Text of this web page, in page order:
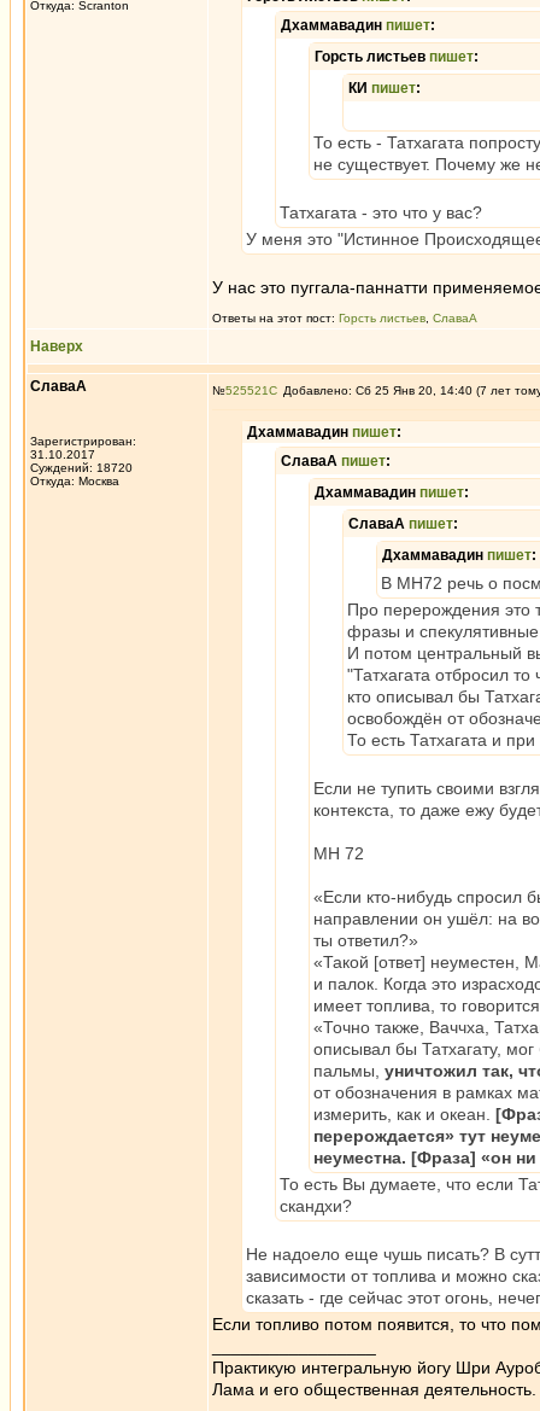
Откуда: Scranton
Дхаммавадин пишет:
Горсть листьев пишет:
КИ пишет:
То есть - Татхагата
не существует. Почему же
Татхагата - это что у вас?
У меня это "Истинное
У нас это пуггала-паннатти
Ответы на этот пост: Горсть листьев СлаваА
Наверх
СлаваА
Зарегистрирован:
31.10.2017
Суждений: 18720
Откуда: Москва
№525521 Добавлено: Сб 25 Янв 20, 14:40 (7 лет
Дхаммавадин пишет:
СлаваА пишет:
Дхаммавадин пишет:
СлаваА пишет:
Дхаммавадин пишет:
В МН72 речь о
Про перерождения это
фразы и
И потом центральный
"Татхагата отбросил
кто описывал бы
освобождён от
То есть Татхагата и
Если не тупить своими
контекста, то даже ежу
МН 72
«Если кто-нибудь спросил
направлении он ушёл: на
ты ответил?»
«Такой [ответ] неуместен,
и палок. Когда это
имеет топлива, то
«Точно также, Ваччха,
описывал бы Татхагату,
пальмы, уничтожил так,
от обозначения в рамках
измерить, как и океан.
перерождается» тут
неуместна. [Фраза] «он
То есть Вы думаете, что если
скандхи?
Не надоело еще чушь писать? В
зависимости от топлива и можно
сказать - где сейчас этот огонь,
Если топливо потом появится, то что
Практикую интегральную йогу Шри
Лама и его общественная деятельность.